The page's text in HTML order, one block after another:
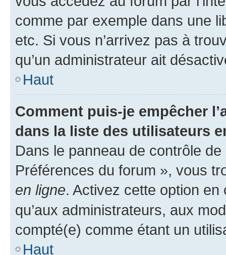
comme par exemple dans une
etc. Si vous n’arrivez pas à
qu’un administrateur ait
Haut
Comment puis-je empêcher
dans la liste des utilisateurs
Dans le panneau de contrôle
Préférences du forum », vous
en ligne. Activez cette option
qu’aux administrateurs, aux
compté(e) comme étant un
Haut